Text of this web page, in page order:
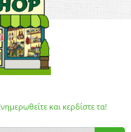
και κερδίστε τα!